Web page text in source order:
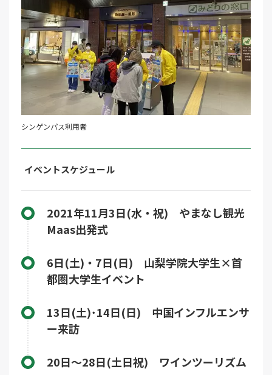
シンゲンパス利用者
イベントスケジュール
2021年11月3日(水・祝) やまなし観光
Maas出発式
6日(土)・7日(日) 山梨学院大学生×首
都圏大学生イベント
13日(土)･14日(日) 中国インフルエンサ
ー来訪
20日～28日(土日祝) ワインツーリズム